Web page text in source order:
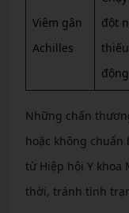
Viêm gân
Achilles
đột
động
Những chấn
hoặc không chuẩn
từ Hiệp hội Y khoa
thời, tránh tình